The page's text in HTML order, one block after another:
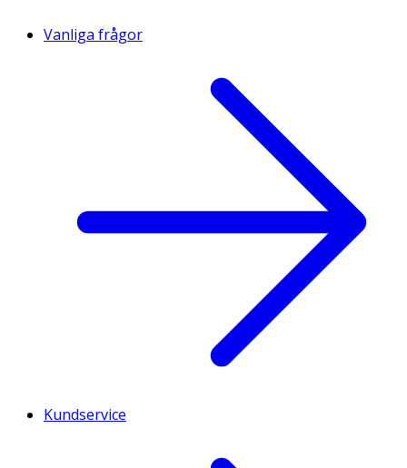
Vanliga frågor
Kundservice